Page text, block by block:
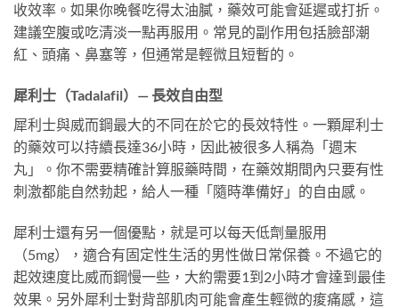
收效率。如果你晚餐吃得太油膩，藥效可能會延遲或打折。
建議空腹或吃清淡一點再服用。常見的副作用包括臉部潮
紅、頭痛、鼻塞等，但通常是輕微且短暫的。
犀利士（Tadalafil）— 長效自由型
犀利士與威而鋼最大的不同在於它的長效特性。一顆犀利士
的藥效可以持續長達36小時，因此被很多人稱為「週末
丸」。你不需要精確計算服藥時間，在藥效期間內只要有性
刺激都能自然勃起，給人一種「隨時準備好」的自由感。
犀利士還有另一個優點，就是可以每天低劑量服用
（5mg），適合有固定性生活的男性做日常保養。不過它的
起效速度比威而鋼慢一些，大約需要1到2小時才會達到最佳
效果。另外犀利士對背部肌肉可能會產生輕微的痠痛感，這